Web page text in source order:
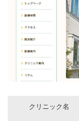
クリニック名